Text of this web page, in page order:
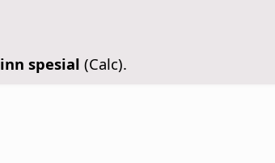
spesial (Calc).